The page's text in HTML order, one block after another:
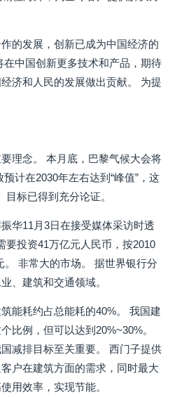
的发展，创新已成为中国经济的
中国创新更多技术和产品，期待
济和人民的发展做出贡献。 为提
理念。 本月底，巴黎气候大会将
计在2030年左右达到“峰值”，这
标已得到充分论证。
华11月3日在接受媒体采访时透
要投资41万亿元人民币，按2010
非常大的市场。 据世界银行分
、建筑和交通领域。
能耗约占总能耗的40%。 我国建
比例，但可以达到20%~30%。
减排目标至关重要。 西门子提供
户在建筑方面的需求，同时最大
用效率，实现节能。